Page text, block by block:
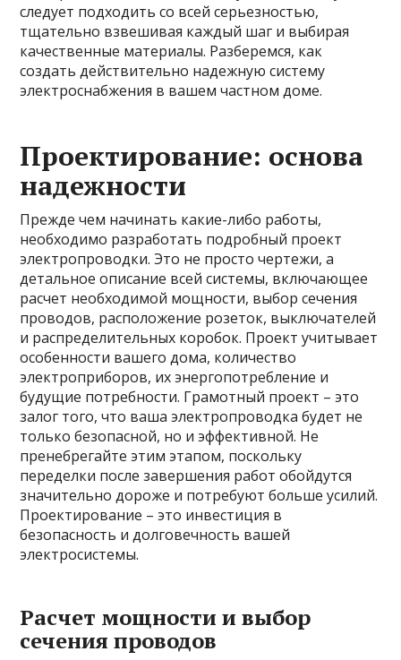
следует подходить со всей серьезностью,
тщательно взвешивая каждый шаг и выбирая
качественные материалы. Разберемся, как
создать действительно надежную систему
электроснабжения в вашем частном доме.
Проектирование: основа
надежности
Прежде чем начинать какие-либо работы,
необходимо разработать подробный проект
электропроводки. Это не просто чертежи, а
детальное описание всей системы, включающее
расчет необходимой мощности, выбор сечения
проводов, расположение розеток, выключателей
и распределительных коробок. Проект учитывает
особенности вашего дома, количество
электроприборов, их энергопотребление и
будущие потребности. Грамотный проект – это
залог того, что ваша электропроводка будет не
только безопасной, но и эффективной. Не
пренебрегайте этим этапом, поскольку
переделки после завершения работ обойдутся
значительно дороже и потребуют больше усилий.
Проектирование – это инвестиция в
безопасность и долговечность вашей
электросистемы.
Расчет мощности и выбор
сечения проводов